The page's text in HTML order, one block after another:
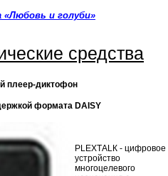
и голуби»
средства
плеер-диктофон
формата DAISY
РLЕХТАLК - цифровое
устройство
многоцелевого